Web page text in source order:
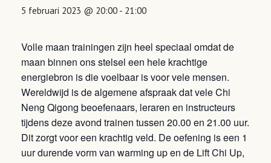
5 februari 2023 @ 20:00- 21:00
Volle maan trainingen zijn heel speciaal omdat de
maan binnen ons stelsel een hele krachtige
energiebron is die voelbaar is voor vele mensen.
Wereldwijd is de algemene afspraak dat vele Chi
Neng Qigong beoefenaars, leraren en instructeurs
tijdens deze avond trainen tussen 20.00 en 21.00 uur.
Dit zorgt voor een krachtig veld. De oefening is een 1
uur durende vorm van warming up en de Lift Chi Up,